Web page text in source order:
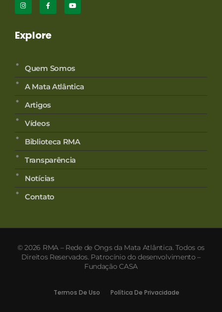
Explore
Quem Somos
A Mata Atlântica
Artigos
Vídeos
Biblioteca RMA
Transparência
Notícias
Contato
© 2026 RMA – Rede de Ongs da Mata Atlântica. Todos os
Direitos Reservados. Patrocínio do desenvolvimento –
Fundação CASA
Termos De Uso Política De Privacidade